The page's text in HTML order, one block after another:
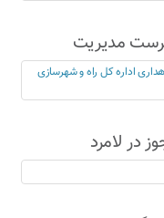
مدیریت
معرفی شد